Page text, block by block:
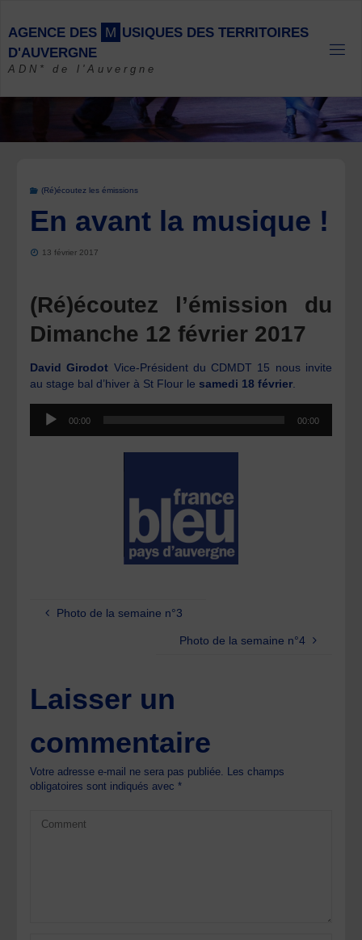
content
AGENCE DES M USIQUES DES TERRITOIRES
D'AUVERGNE
ADN* de l'Auvergne
(Ré)écoutez les émissions
En avant la musique !
13 février 2017
(Ré)écoutez l’émission du
Dimanche 12 février 2017
David Girodot Vice-Président du CDMDT 15 nous invite
au stage bal d’hiver à St Flour le samedi 18 février.
Lecteur
audio
00:00 00:00
Photo de la semaine n°3
Photo de la semaine n°4
Laisser un
commentaire
Votre adresse e-mail ne sera pas publiée. Les champs
obligatoires sont indiqués avec*